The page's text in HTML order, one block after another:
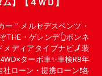
】【４ＷＤ】
ー＂メルセデスベンツ・
THE・ゲレンデ👆ボンネ
ディアタイプナビ🗾装
ターボ車✨車検R8年
ローン・提携ローン❗各